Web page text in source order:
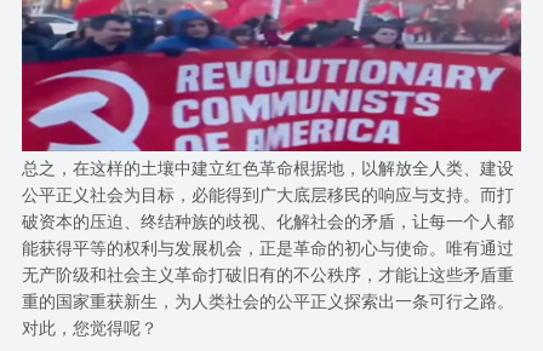
总之，在这样的土壤中建立红色革命根据地，以解放全人类、建设
公平正义社会为目标，必能得到广大底层移民的响应与支持。而打
破资本的压迫、终结种族的歧视、化解社会的矛盾，让每一个人都
能获得平等的权利与发展机会，正是革命的初心与使命。唯有通过
无产阶级和社会主义革命打破旧有的不公秩序，才能让这些矛盾重
重的国家重获新生，为人类社会的公平正义探索出一条可行之路。
对此，您觉得呢？